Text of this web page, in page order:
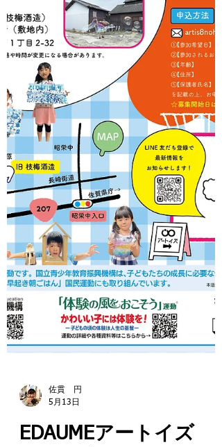
着順） 【申込方法】メールにて：
artis8nohe@gmail.com ①【参加希望日】
②【参加されるお子様の氏名（ふりが
な）】 ③【年齢